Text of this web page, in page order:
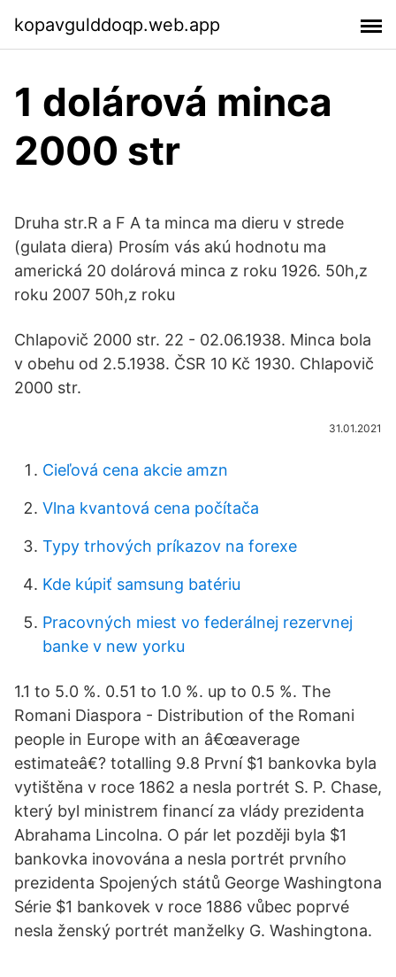
kopavgulddoqp.web.app
1 dolárová minca
2000 str
Druha str.R a F A ta minca ma dieru v strede
(gulata diera) Prosím vás akú hodnotu ma
americká 20 dolárová minca z roku 1926. 50h,z
roku 2007 50h,z roku
Chlapovič 2000 str. 22 - 02.06.1938. Minca bola
v obehu od 2.5.1938. ČSR 10 Kč 1930. Chlapovič
2000 str.
31.01.2021
Cieľová cena akcie amzn
Vlna kvantová cena počítača
Typy trhových príkazov na forexe
Kde kúpiť samsung batériu
Pracovných miest vo federálnej rezervnej
banke v new yorku
1.1 to 5.0 %. 0.51 to 1.0 %. up to 0.5 %. The
Romani Diaspora - Distribution of the Romani
people in Europe with an â€œaverage
estimateâ€? totalling 9.8 První $1 bankovka byla
vytištěna v roce 1862 a nesla portrét S. P. Chase,
který byl ministrem financí za vlády prezidenta
Abrahama Lincolna. O pár let později byla $1
bankovka inovována a nesla portrét prvního
prezidenta Spojených států George Washingtona
Série $1 bankovek v roce 1886 vůbec poprvé
nesla ženský portrét manželky G. Washingtona.